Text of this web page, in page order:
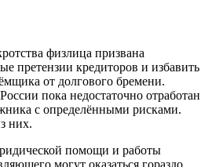
физлица призвана
претензии кредиторов и избавить
от долгового бремени.
пока недостаточно отработан
с определёнными рисками.
них.
помощи и работы
могут оказаться гораздо